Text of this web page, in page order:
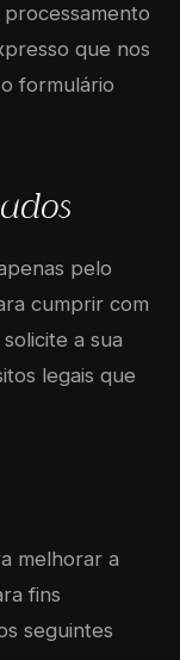
que nos
formulário
pelo
cumprir com
a sua
legais que
melhorar a
fins
seguintes